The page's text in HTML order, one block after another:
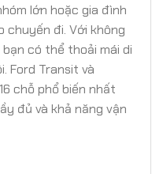
lớn hoặc gia đình
chuyến đi. Với không
có thể thoải mái di
Ford Transit và
chỗ phổ biến nhất
đủ và khả năng vận